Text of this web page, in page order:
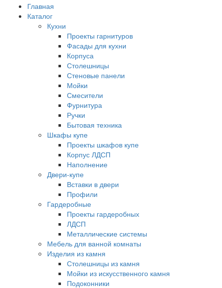
Главная
Каталог
Кухни
Проекты гарнитуров
Фасады для кухни
Корпуса
Столешницы
Стеновые панели
Мойки
Смесители
Фурнитура
Ручки
Бытовая техника
Шкафы купе
Проекты шкафов купе
Корпус ЛДСП
Наполнение
Двери-купе
Вставки в двери
Профили
Гардеробные
Проекты гардеробных
ЛДСП
Металлические системы
Мебель для ванной комнаты
Изделия из камня
Столешницы из камня
Мойки из искусственного камня
Подоконники